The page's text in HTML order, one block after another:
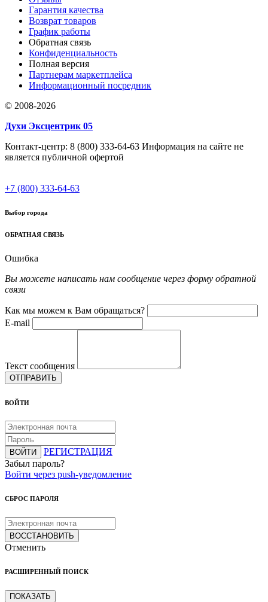
Гарантия качества
Возврат товаров
График работы
Обратная связь
Конфиденциальность
Полная версия
Партнерам маркетплейса
Информационный посредник
© 2008-2026
Духи Эксцентрик 05
Контакт-центр: 8 (800) 333-64-63 Информация на сайте не
является публичной офертой
+7 (800) 333-64-63
Выбор города
ОБРАТНАЯ СВЯЗЬ
Ошибка
Вы можете написать нам сообщение через форму обратной
связи
Как мы можем к Вам обращаться?
E-mail
Текст сообщения
ОТПРАВИТЬ
ВОЙТИ
ВОЙТИ
РЕГИСТРАЦИЯ
Забыл пароль?
Войти через push-уведомление
СБРОС ПАРОЛЯ
ВОССТАНОВИТЬ
Отменить
РАСШИРЕННЫЙ ПОИСК
ПОКАЗАТЬ